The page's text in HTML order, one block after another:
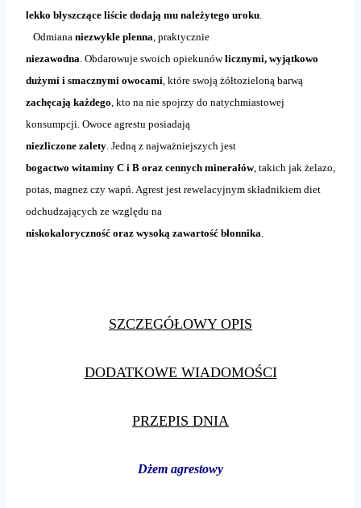
lekko błyszczące liście dodają mu należytego uroku.
Odmiana niezwykle plenna, praktycznie
niezawodna. Obdarowuje swoich opiekunówlicznymi, wyjątkowo
dużymi i smacznymi owocami, które swoją żółtozieloną barwą
zachęcają każdego, kto na nie spojrzy do natychmiastowej
konsumpcji. Owoce agrestu posiadają
niezliczone zalety. Jedną z najważniejszych jest
bogactwo witaminy C i B oraz cennych minerałów, takich jak żelazo,
potas, magnez czy wapń. Agrest jest rewelacyjnym składnikiem diet
odchudzających ze względu na
niskokaloryczność oraz wysoką zawartość błonnika.
SZCZEGÓŁOWY OPIS
DODATKOWE WIADOMOŚCI
PRZEPIS DNIA
Dżem agrestowy